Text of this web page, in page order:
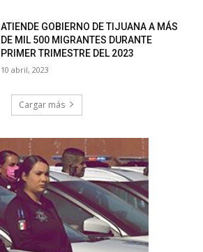
ATIENDE GOBIERNO DE TIJUANA A MÁS
DE MIL 500 MIGRANTES DURANTE
PRIMER TRIMESTRE DEL 2023
10 abril, 2023
Cargar más